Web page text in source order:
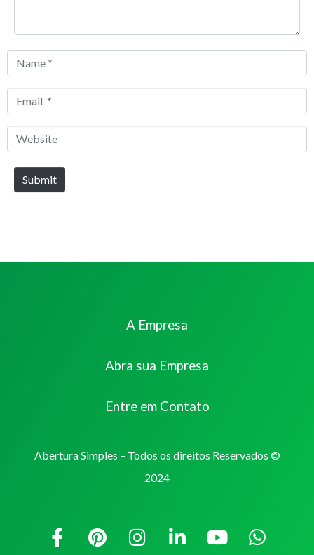
Name
Email
Website
Submit
A Empresa
Abra sua Empresa
Entre em Contato
Abertura Simples – Todos os direitos Reservados ©
2024